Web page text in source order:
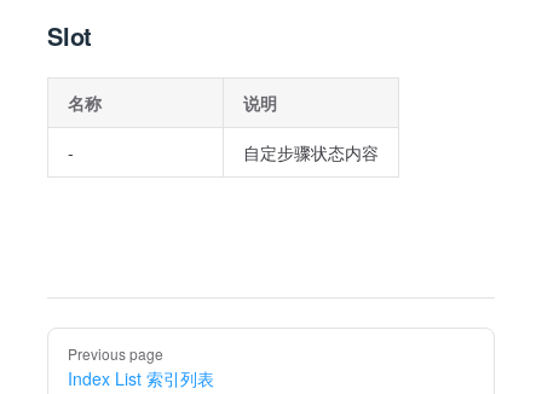
Slot
名称 说明
- 自定步骤状态内容
PagerPrevious page
Index List 索引列表